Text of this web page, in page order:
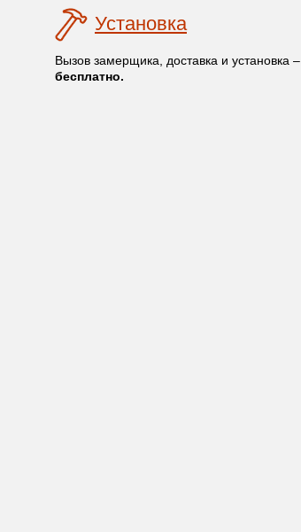
Установка
Вызов замерщика, доставка и установка –
бесплатно.